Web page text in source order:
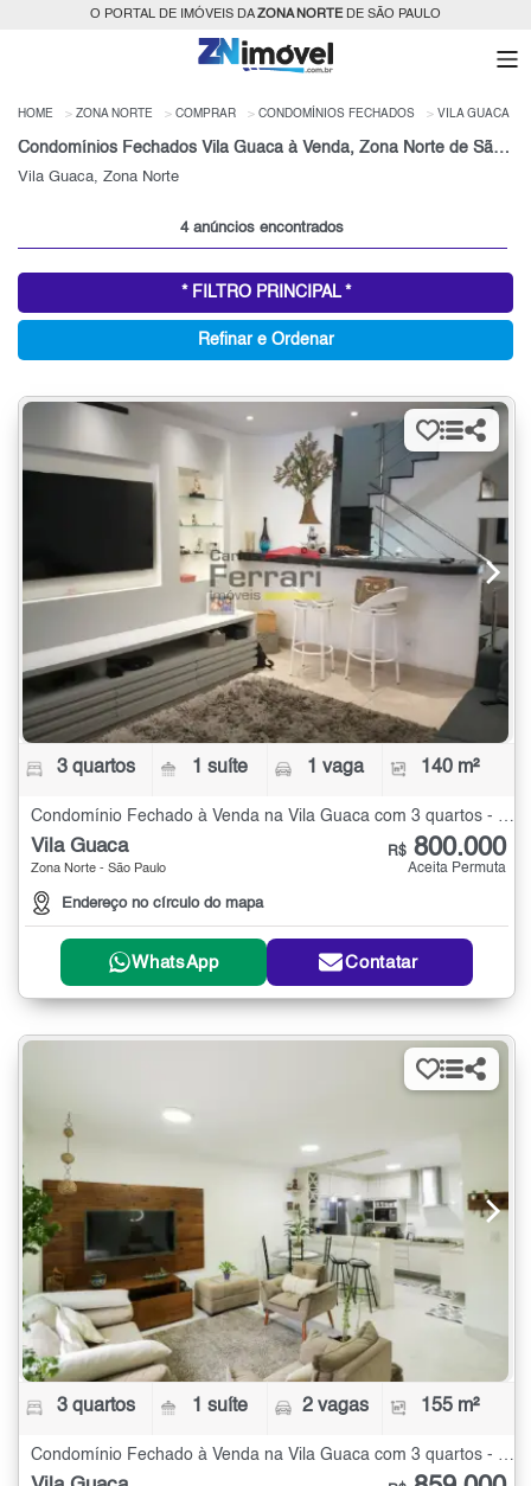
O PORTAL DE IMÓVEIS DAZONA NORTEDE SÃO PAULO
HOME ZONA NORTE COMPRAR CONDOMÍNIOS FECHADOS VILA GUACA
Condomínios Fechados Vila Guaca à Venda, Zona Norte de São Paulo, SP
Vila Guaca, Zona Norte
4 anúncios encontrados
* FILTRO PRINCIPAL *
Refinar e Ordenar
3 quartos 1 suíte 1 vaga 140 m²
Condomínio Fechado à Venda na Vila Guaca com 3 quartos - 140 m²
Vila Guaca
Zona Norte - São Paulo
Endereço no círculo do mapa
R$ 800.000
Aceita Permuta
WhatsApp Contatar
3 quartos 1 suíte 2 vagas 155 m²
Condomínio Fechado à Venda na Vila Guaca com 3 quartos - 155 m²